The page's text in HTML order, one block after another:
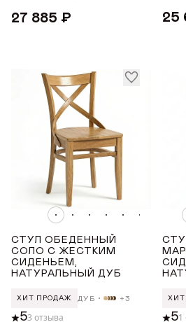
27 885 ₽ 25
СТУЛ ОБЕДЕННЫЙ
СОЛО С ЖЕСТКИМ
СИДЕНЬЕМ,
НАТУРАЛЬНЫЙ ДУБ
ХИТ ПРОДАЖ ДУБ +3
53 отзыва
ХИТ
51
Данные можно
ОТПРАВИТЬ